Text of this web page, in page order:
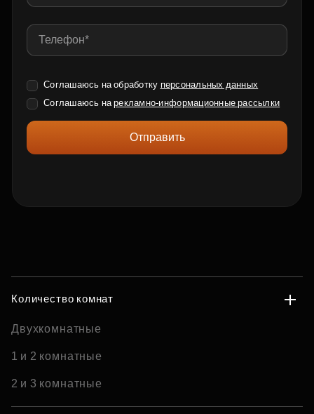
Соглашаюсь на обработку персональных данных
Соглашаюсь нарекламно-информационные рассылки
Отправить
Количество комнат
Двухкомнатные
1 и 2 комнатные
2 и 3 комнатные